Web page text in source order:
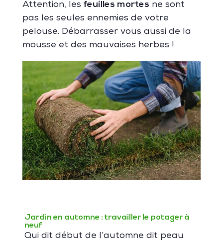
Attention, les feuilles mortes ne sont
pas les seules ennemies de votre
pelouse. Débarrasser vous aussi de la
mousse et des mauvaises herbes !
Jardin en automne : travailler le potager à
neuf
Qui dit début de l’automne dit peau